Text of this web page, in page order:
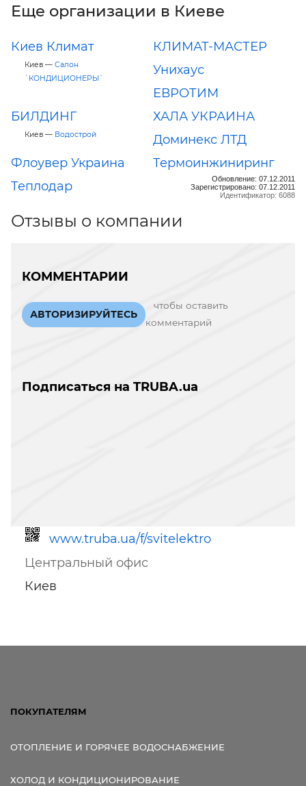
Еще организации в Киеве
Киев Климат
Киев — Салон
`КОНДИЦИОНЕРЫ`
КЛИМАТ-МАСТЕР
Унихаус
ЕВРОТИМ
БИЛДИНГ
Киев — Водострой
ХАЛА УКРАИНА
Доминекс ЛТД
Флоувер Украина
Термоинжиниринг
Теплодар
Обновление: 07.12.2011
Зарегистрировано: 07.12.2011
Идентификатор: 6088
Отзывы о компании
КОММЕНТАРИИ
АВТОРИЗИРУЙТЕСЬ
чтобы оставить
комментарий
Подписаться на TRUBA.ua
www.truba.ua/f/svitelektro
Центральный офис
Киев
ПОКУПАТЕЛЯМ
ОТОПЛЕНИЕ И ГОРЯЧЕЕ ВОДОСНАБЖЕНИЕ
ХОЛОД И КОНДИЦИОНИРОВАНИЕ